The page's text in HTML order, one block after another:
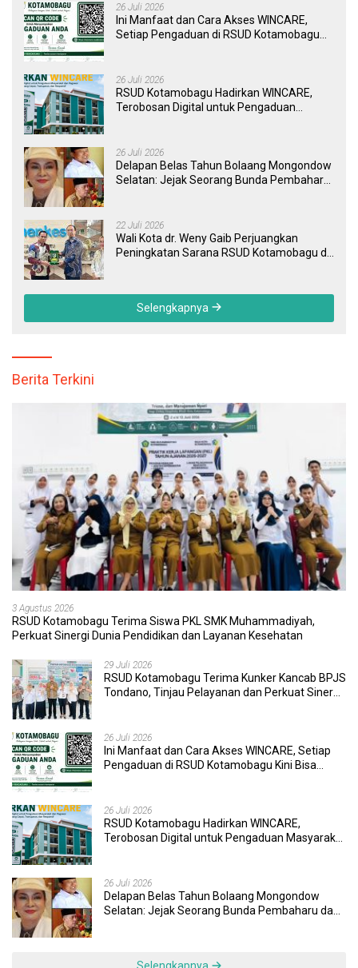
26 Juli 2026
Ini Manfaat dan Cara Akses WINCARE,
Setiap Pengaduan di RSUD Kotamobagu
26 Juli 2026
RSUD Kotamobagu Hadirkan WINCARE,
Terobosan Digital untuk Pengaduan
26 Juli 2026
Delapan Belas Tahun Bolaang Mongondow
Selatan: Jejak Seorang Bunda Pembaharu
22 Juli 2026
Wali Kota dr. Weny Gaib Perjuangkan
Peningkatan Sarana RSUD Kotamobagu di
Selengkapnya
Berita Terkini
3 Agustus 2026
RSUD Kotamobagu Terima Siswa PKL SMK Muhammadiyah,
Perkuat Sinergi Dunia Pendidikan dan Layanan Kesehatan
29 Juli 2026
RSUD Kotamobagu Terima Kunker Kancab BPJS
Tondano, Tinjau Pelayanan dan Perkuat Sinergi
26 Juli 2026
Ini Manfaat dan Cara Akses WINCARE, Setiap
Pengaduan di RSUD Kotamobagu Kini Bisa
26 Juli 2026
RSUD Kotamobagu Hadirkan WINCARE,
Terobosan Digital untuk Pengaduan Masyarakat
26 Juli 2026
Delapan Belas Tahun Bolaang Mongondow
Selatan: Jejak Seorang Bunda Pembaharu dan
Selengkapnya